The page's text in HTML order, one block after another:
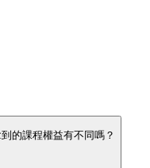
的課程權益有不同嗎？